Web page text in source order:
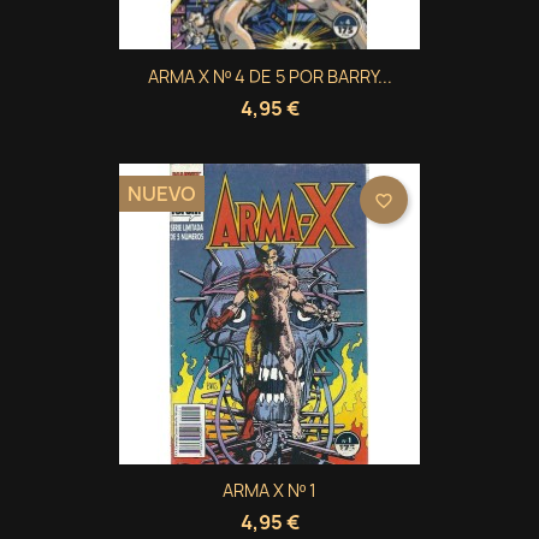
Crear lista de deseos
((modalTitle))
Iniciar sesión
ARMA X Nº 4 DE 5 POR BARRY...
4,95 €
ARMA X Nº 1
4,95 €
NUEVO favorite_border